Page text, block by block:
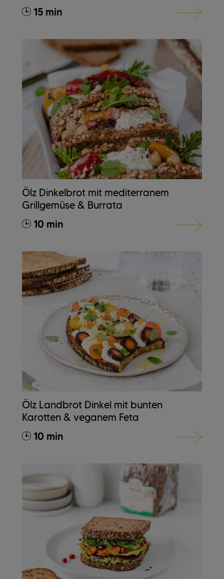
15 min
Ölz Dinkelbrot mit mediterranem
Grillgemüse & Burrata
10 min
Ölz Landbrot Dinkel mit bunten
Karotten & veganem Feta
10 min